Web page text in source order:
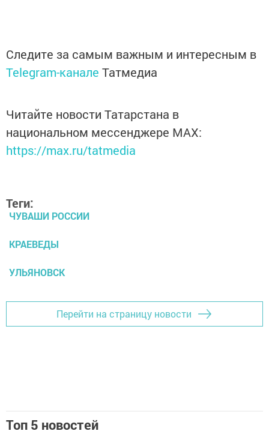
Следите за самым важным и интересным в
Telegram-канале Татмедиа
Читайте новости Татарстана в
национальном мессенджере MАХ:
https://max.ru/tatmedia
Теги:
ЧУВАШИ РОССИИ
КРАЕВЕДЫ
УЛЬЯНОВСК
Перейти на страницу новости
Топ 5 новостей